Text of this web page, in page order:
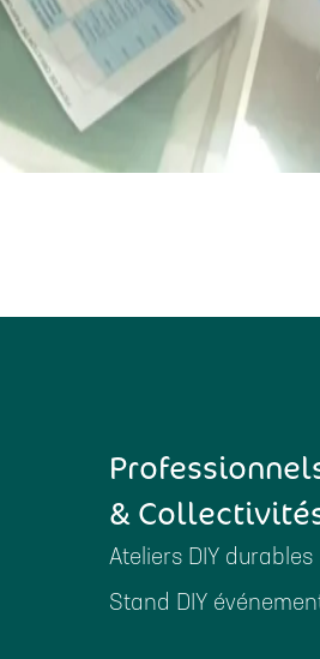
&
Ateliers DIY durables
Stand DIY